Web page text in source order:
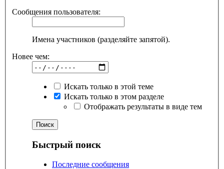
Сообщения пользователя:
Имена участников (разделяйте запятой).
Новее чем:
Искать только в этой теме
Искать только в этом разделе
Отображать результаты в виде тем
Быстрый поиск
Последние сообщения